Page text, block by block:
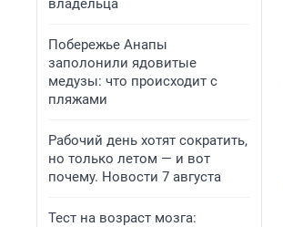
владельца
Побережье Анапы
заполонили ядовитые
медузы: что происходит с
пляжами
Рабочий день хотят сократить,
но только летом — и вот
почему. Новости 7 августа
Тест на возраст мозга: